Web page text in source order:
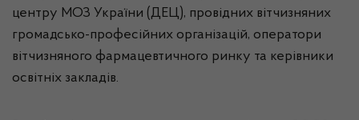
центру МОЗ України (ДЕЦ), провідних вітчизняних
громадсько-професійних організацій, оператори
вітчизняного фармацевтичного ринку та керівники
освітніх закладів.